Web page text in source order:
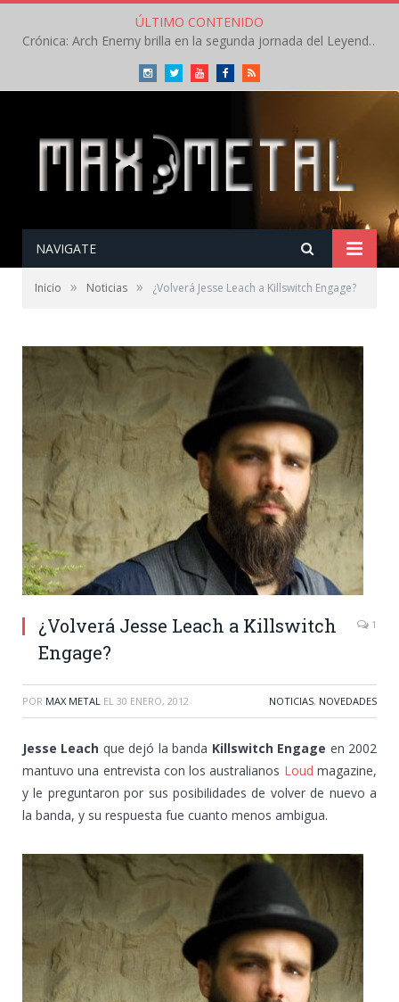
ÚLTIMO CONTENIDO
Crónica: Arch Enemy brilla en la segunda jornada del Leyendas del Rock – Jueves – Agosto 2026
InstagramTwitterYoutubeFacebookRSS
NAVIGATE
Inicio » Noticias » ¿Volverá Jesse Leach a Killswitch Engage?
¿Volverá Jesse Leach a Killswitch
Engage?
1
POR MAX METAL EL 30 ENERO, 2012 NOTICIAS, NOVEDADES
Jesse Leach que dejó la banda Killswitch Engage en 2002
mantuvo una entrevista con los australianos Loud magazine,
y le preguntaron por sus posibilidades de volver de nuevo a
la banda, y su respuesta fue cuanto menos ambigua.